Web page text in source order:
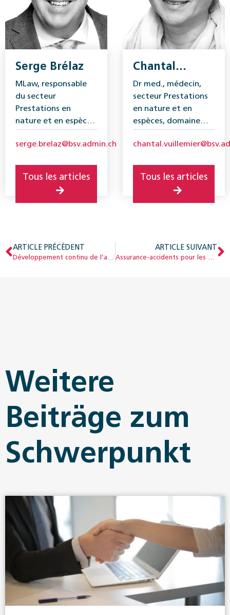
Serge Brélaz
MLaw, responsable
du secteur
Prestations en
nature et en espèces,
invalidité, OFAS.
serge.brelaz@bsv.admin.ch
Tous les articles
Chantal
Vuilleumier
Dr med., médecin,
secteur Prestations
en nature et en
espèces, domaine
invalidité, OFAS.
Tous les articles
ARTICLE PRÉCÉDENT
Développement continu de l’assurance-invalidité : comment les médicaments et les produits diététiques destinés au traitement des infirmités congénitales sont-ils remboursés ?
ARTICLE SUIVANT
Assurance-accidents pour les personnes participant à des mesures de l’AI
Weitere
Beiträge zum
Schwerpunkt